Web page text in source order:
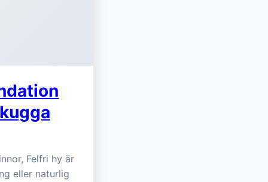
Felfri hy är
eller naturlig